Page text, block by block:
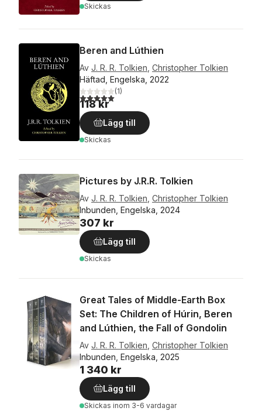
Skickas
Beren and Lúthien
Av J. R. R. Tolkien Christopher Tolkien
Häftad, Engelska, 2022
5,0utav 5 stjärnor. Totalt antal röster:
(1)
118 kr
Lägg till
Skickas
Pictures by J.R.R. Tolkien
Av J. R. R. Tolkien Christopher Tolkien
Inbunden, Engelska, 2024
307 kr
Lägg till
Skickas
Great Tales of Middle-Earth Box
Set: The Children of Húrin, Beren
and Lúthien, the Fall of Gondolin
Av J. R. R. Tolkien Christopher Tolkien
Inbunden, Engelska, 2025
1 340 kr
Lägg till
Skickas inom 3-6 vardagar